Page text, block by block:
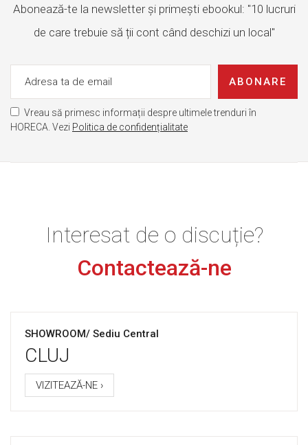
Abonează-te la newsletter și primești ebookul: "10 lucruri
de care trebuie să ții cont când deschizi un local"
ABONARE
Vreau să primesc informații despre ultimele trenduri în
HORECA. Vezi Politica de confidențialitate
Interesat de o discuție?
Contactează-ne
SHOWROOM/ Sediu Central
CLUJ
VIZITEAZĂ-NE ›